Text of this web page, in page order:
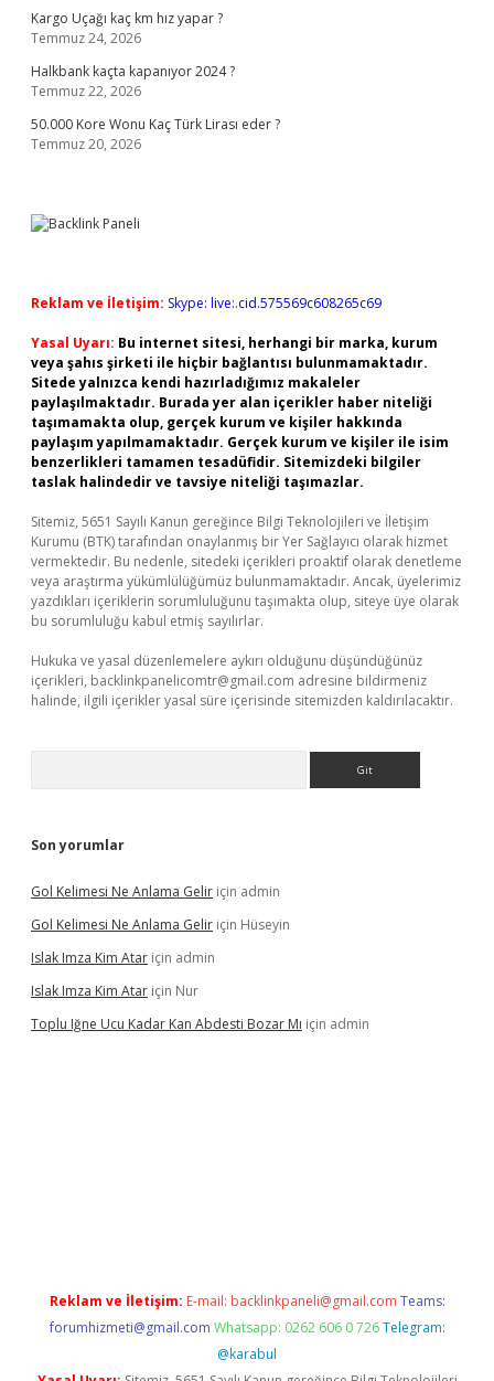
Kargo Uçağı kaç km hız yapar ?
Temmuz 24, 2026
Halkbank kaçta kapanıyor 2024 ?
Temmuz 22, 2026
50.000 Kore Wonu Kaç Türk Lirası eder ?
Temmuz 20, 2026
Reklam ve İletişim: Skype: live:.cid.575569c608265c69
Yasal Uyarı: Bu internet sitesi, herhangi bir marka, kurum
veya şahıs şirketi ile hiçbir bağlantısı bulunmamaktadır.
Sitede yalnızca kendi hazırladığımız makaleler
paylaşılmaktadır. Burada yer alan içerikler haber niteliği
taşımamakta olup, gerçek kurum ve kişiler hakkında
paylaşım yapılmamaktadır. Gerçek kurum ve kişiler ile isim
benzerlikleri tamamen tesadüfidir. Sitemizdeki bilgiler
taslak halindedir ve tavsiye niteliği taşımazlar.
Sitemiz, 5651 Sayılı Kanun gereğince Bilgi Teknolojileri ve İletişim
Kurumu (BTK) tarafından onaylanmış bir Yer Sağlayıcı olarak hizmet
vermektedir. Bu nedenle, sitedeki içerikleri proaktif olarak denetleme
veya araştırma yükümlülüğümüz bulunmamaktadır. Ancak, üyelerimiz
yazdıkları içeriklerin sorumluluğunu taşımakta olup, siteye üye olarak
bu sorumluluğu kabul etmiş sayılırlar.
Hukuka ve yasal düzenlemelere aykırı olduğunu düşündüğünüz
içerikleri, backlinkpanelicomtr@gmail.com adresine bildirmeniz
halinde, ilgili içerikler yasal süre içerisinde sitemizden kaldırılacaktır.
Son yorumlar
Gol Kelimesi Ne Anlama Gelir için admin
Gol Kelimesi Ne Anlama Gelir için Hüseyin
Islak Imza Kim Atar için admin
Islak Imza Kim Atar için Nur
Toplu Iğne Ucu Kadar Kan Abdesti Bozar Mı için admin
Reklam ve İletişim: E-mail: backlinkpaneli@gmail.com Teams:
forumhizmeti@gmail.com Whatsapp: 0262 606 0 726 Telegram:
@karabul